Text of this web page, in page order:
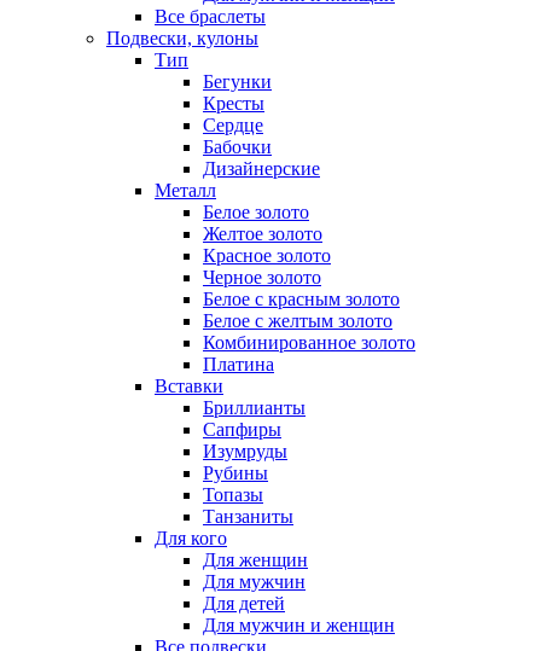
Все браслеты
Подвески, кулоны
Тип
Бегунки
Кресты
Сердце
Бабочки
Дизайнерские
Металл
Белое золото
Желтое золото
Красное золото
Черное золото
Белое с красным золото
Белое с желтым золото
Комбинированное золото
Платина
Вставки
Бриллианты
Сапфиры
Изумруды
Рубины
Топазы
Танзаниты
Для кого
Для женщин
Для мужчин
Для детей
Для мужчин и женщин
Все подвески